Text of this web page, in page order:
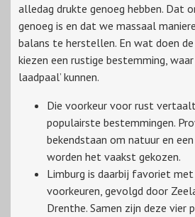
alledag drukte genoeg hebben. Dat
genoeg is en dat we massaal
balans te herstellen. En wat doen
kiezen een rustige bestemming, waar
laadpaal’ kunnen.
Die voorkeur voor rust
populairste bestemmingen.
bekendstaan om natuur en
worden het vaakst gekozen.
Limburg is daarbij favoriet
voorkeuren, gevolgd door
Drenthe. Samen zijn deze vier